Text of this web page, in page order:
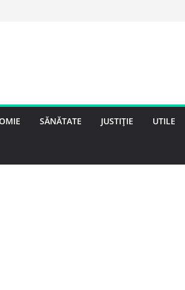
SĂNĂTATE JUSTIȚIE UTILE